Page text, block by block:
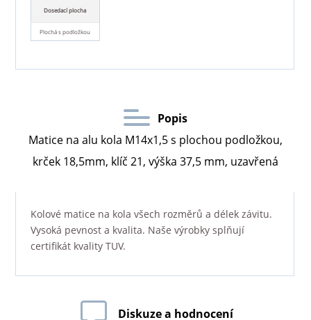
Dosedací plocha
Plochá s podložkou
Popis
Matice na alu kola M14x1,5 s plochou podložkou,
krček 18,5mm, klíč 21, výška 37,5 mm, uzavřená
Kolové matice na kola všech rozměrů a délek závitu.
Vysoká pevnost a kvalita. Naše výrobky splňují
certifikát kvality TUV.
Diskuze a hodnocení